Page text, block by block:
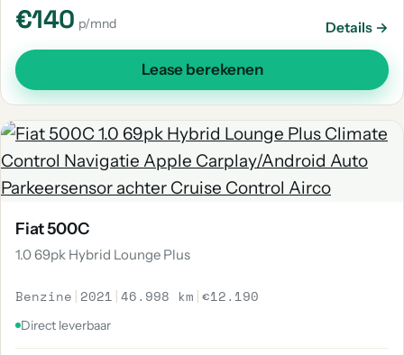
€140 p/mnd Details →
Lease berekenen
Fiat 500C
1.0 69pk Hybrid Lounge Plus
Benzine | 2021 |46.998 km |€12.190
Direct leverbaar